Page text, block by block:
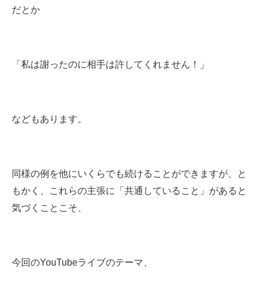
だとか
「私は謝ったのに相手は許してくれません！」
などもあります。
同様の例を他にいくらでも続けることができますが、と
もかく、これらの主張に「共通していること」があると
気づくことこそ、
今回のYouTubeライブのテーマ、